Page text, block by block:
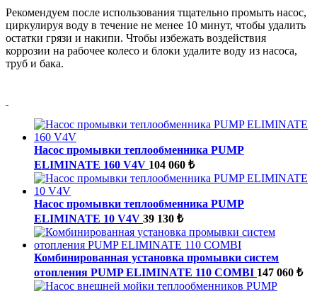
Рекомендуем после использования тщательно промыть насос,
циркулируя воду в течение не менее 10 минут, чтобы удалить
остатки грязи и накипи. Чтобы избежать воздействия
коррозии на рабочее колесо и блоки удалите воду из насоса,
труб и бака.
Насос промывки теплообменника PUMP
ELIMINATE 160 V4V 104 060 ₺
Насос промывки теплообменника PUMP
ELIMINATE 10 V4V 39 130 ₺
Комбинированная установка промывки систем
отопления PUMP ELIMINATE 110 COMBI 147 060 ₺